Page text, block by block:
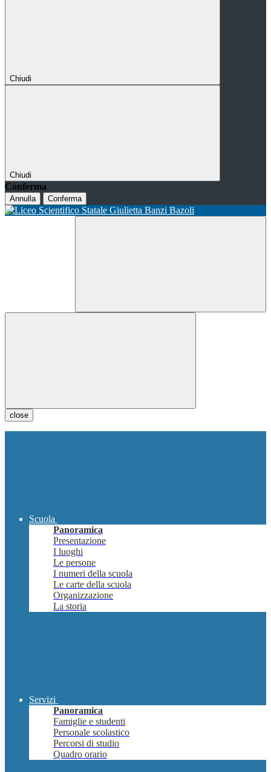
Chiudi
Chiudi
Conferma
Annulla Conferma
close
Scuola
Panoramica
Presentazione
I luoghi
Le persone
I numeri della scuola
Le carte della scuola
Organizzazione
La storia
Servizi
Panoramica
Famiglie e studenti
Personale scolastico
Percorsi di studio
Quadro orario